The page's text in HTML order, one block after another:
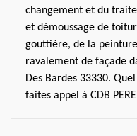
changement et du
et démoussage de
gouttière, de la
ravalement de façade
Des Bardes 33330.
faites appel à CDB